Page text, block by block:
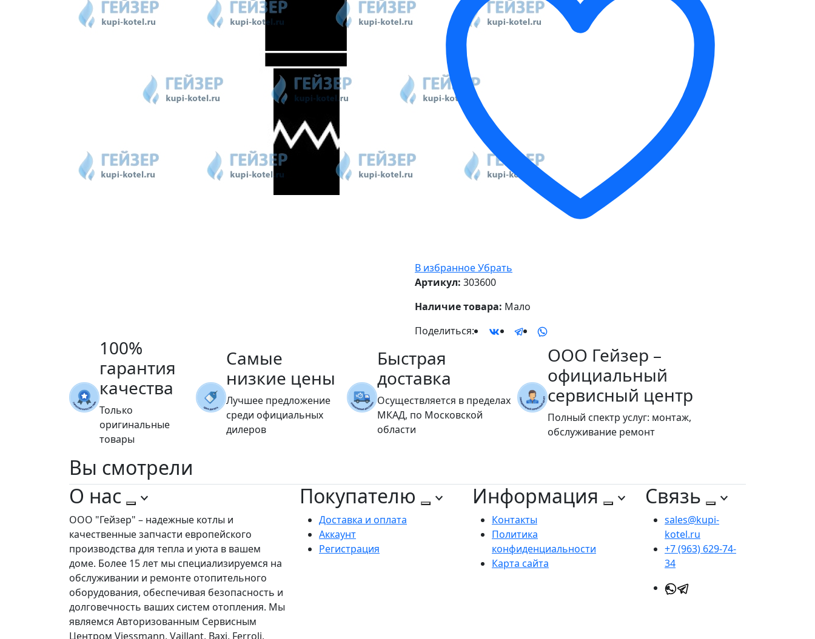
В избранноеУбрать
Артикул: 303600
Наличие товара: Мало
Поделиться:
100%
гарантия
качества
Только
оригинальные
товары
Самые
низкие цены
Лучшее предложение
среди официальных
дилеров
Быстрая
доставка
Осуществляется в пределах
МКАД, по Московской
области
ООО Гейзер –
официальный
сервисный центр
Полный спектр услуг: монтаж,
обслуживание ремонт
Вы смотрели
О нас
ООО "Гейзер" – надежные котлы и
качественные запчасти европейского
производства для тепла и уюта в вашем
доме. Более 15 лет мы специализируемся на
обслуживании и ремонте отопительного
оборудования, обеспечивая безопасность и
долговечность ваших систем отопления. Мы
являемся Авторизованным Сервисным
Центром Viessmann, Vaillant, Baxi, Ferroli,
Покупателю
Доставка и оплата
Аккаунт
Регистрация
Информация
Контакты
Политика
конфиденциальности
Карта сайта
Связь
sales@kupi-
kotel.ru
+7 (963) 629-74-
34